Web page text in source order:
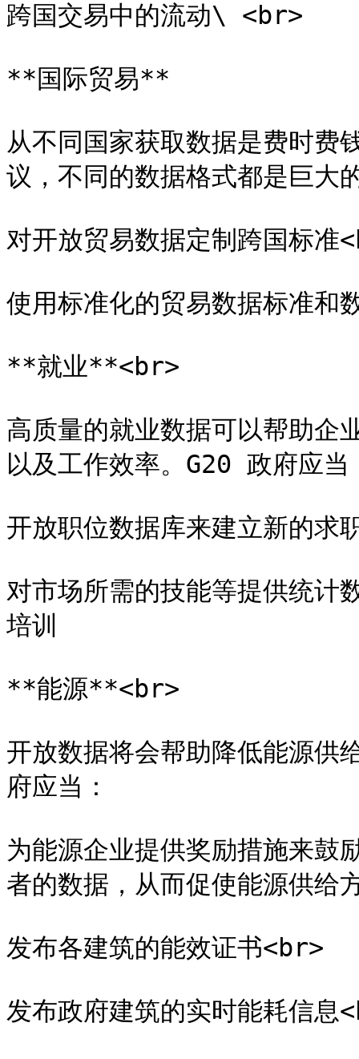
跨国交易中的流动\ <br>
**国际贸易**
从不同国家获取数据是费时费
议，不同的数据格式都是巨
对开放贸易数据定制跨国标准
使用标准化的贸易数据标准和
**就业**<br>
高质量的就业数据可以帮助企
以及工作效率。G20 政府应当
开放职位数据库来建立新的求
对市场所需的技能等提供统计
培训
**能源**<br>
开放数据将会帮助降低能源供
府应当：
为能源企业提供奖励措施来鼓
者的数据，从而促使能源供给
发布各建筑的能效证书<br>
发布政府建筑的实时能耗信息